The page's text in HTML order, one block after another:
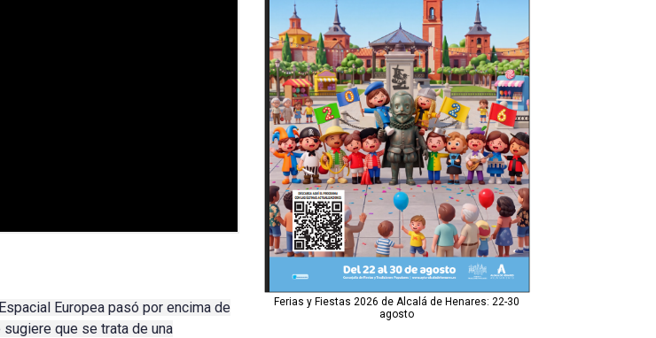
Europea pasó por encima de
que se trata de una
Ferias y Fiestas 2026 de Alcalá de Henares: 22-30
agosto